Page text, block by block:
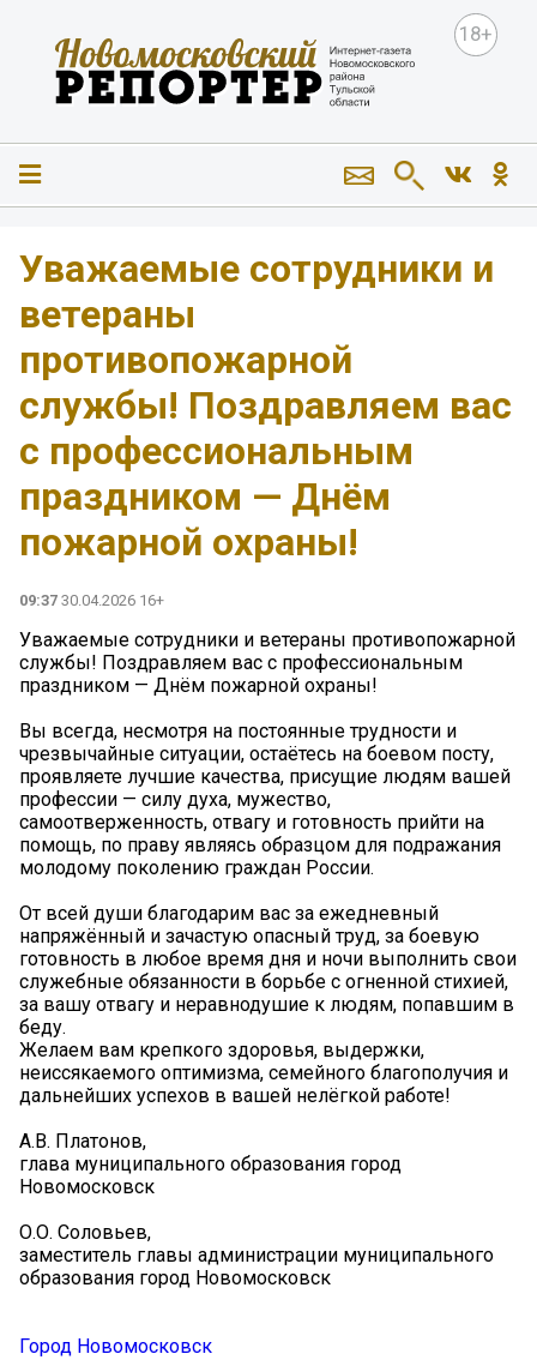
18+
Уважаемые сотрудники и
ветераны
противопожарной
службы! Поздравляем вас
с профессиональным
праздником — Днём
пожарной охраны!
09:37 30.04.2026 16+
Уважаемые сотрудники и ветераны противопожарной
службы! Поздравляем вас с профессиональным
праздником — Днём пожарной охраны!
Вы всегда, несмотря на постоянные трудности и
чрезвычайные ситуации, остаётесь на боевом посту,
проявляете лучшие качества, присущие людям вашей
профессии — силу духа, мужество,
самоотверженность, отвагу и готовность прийти на
помощь, по праву являясь образцом для подражания
молодому поколению граждан России.
От всей души благодарим вас за ежедневный
напряжённый и зачастую опасный труд, за боевую
готовность в любое время дня и ночи выполнить свои
служебные обязанности в борьбе с огненной стихией,
за вашу отвагу и неравнодушие к людям, попавшим в
беду.
Желаем вам крепкого здоровья, выдержки,
неиссякаемого оптимизма, семейного благополучия и
дальнейших успехов в вашей нелёгкой работе!
А.В. Платонов,
глава муниципального образования город
Новомосковск
О.О. Соловьев,
заместитель главы администрации муниципального
образования город Новомосковск
Город Новомосковск